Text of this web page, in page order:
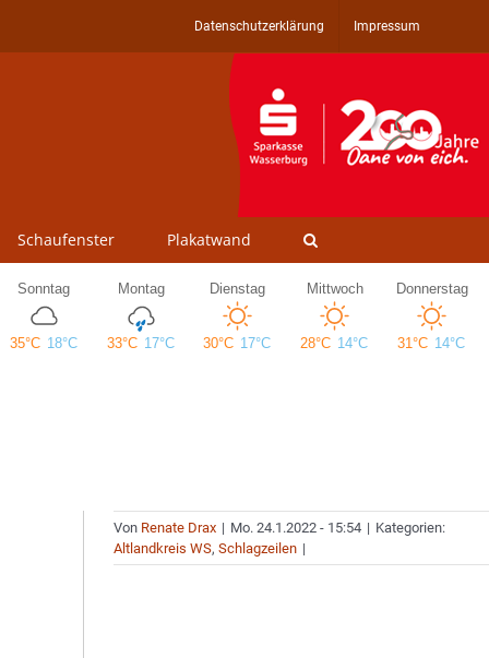
Datenschutzerklärung Impressum
Schaufenster Plakatwand
Von Renate Drax | Mo. 24.1.2022 - 15:54 | Kategorien:
Altlandkreis WS,Schlagzeilen |